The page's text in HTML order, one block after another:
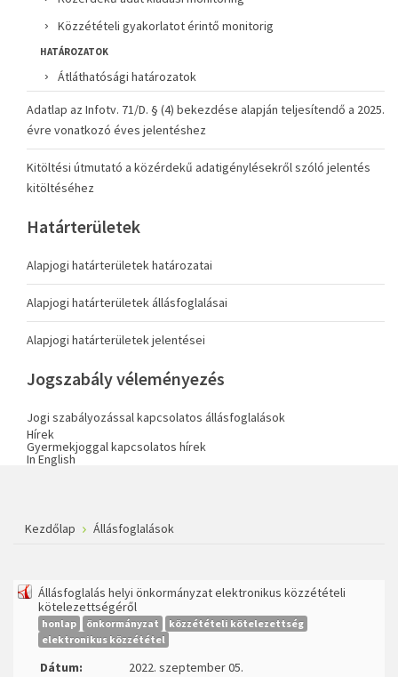
Közzétételi gyakorlatot érintő monitorig
HATÁROZATOK
Átláthatósági határozatok
Adatlap az Infotv. 71/D. § (4) bekezdése alapján teljesítendő a 2025.
évre vonatkozó éves jelentéshez
Kitöltési útmutató a közérdekű adatigénylésekről szóló jelentés
kitöltéséhez
Határterületek
Alapjogi határterületek határozatai
Alapjogi határterületek állásfoglalásai
Alapjogi határterületek jelentései
Jogszabály véleményezés
Jogi szabályozással kapcsolatos állásfoglalások
Hírek
Gyermekjoggal kapcsolatos hírek
In English
Kezdőlap Állásfoglalások
Állásfoglalás helyi önkormányzat elektronikus közzétételi
kötelezettségéről
honlap önkormányzat
közzétételi kötelezettség
elektronikus közzététel
Dátum: 2022. szeptember 05.